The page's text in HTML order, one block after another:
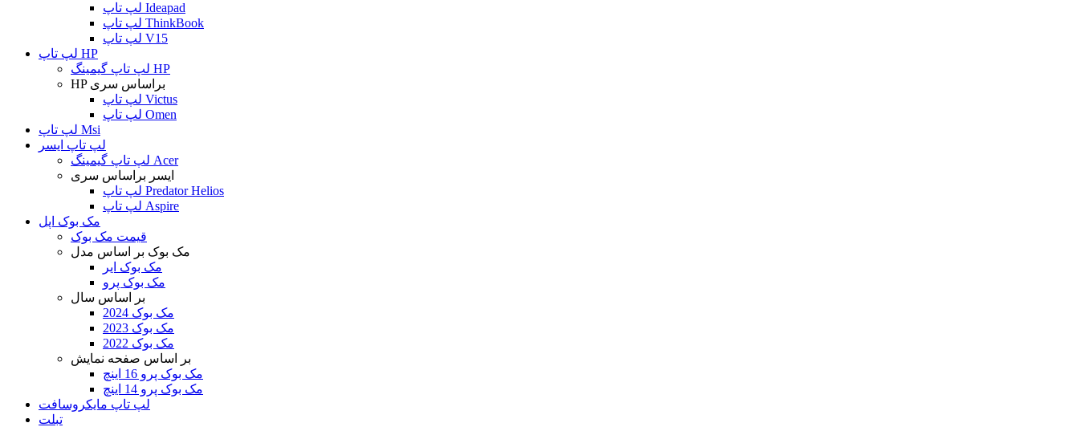
لپ تاپ Ideapad
لپ تاپ ThinkBook
لپ تاپ V15
لپ تاپ HP
لپ تاپ گیمینگ HP
HP براساس سری
لپ تاپ Victus
لپ تاپ Omen
لپ تاپ Msi
لپ تاپ ایسر
لپ تاپ گیمینگ Acer
ایسر براساس سری
لپ تاپ Predator Helios
لپ تاپ Aspire
مک بوک اپل
قیمت مک بوک
مک بوک بر اساس مدل
مک بوک ایر
مک بوک پرو
بر اساس سال
مک بوک 2024
مک بوک 2023
مک بوک 2022
بر اساس صفحه نمایش
مک بوک پرو 16 اینچ
مک بوک پرو 14 اینچ
لپ تاپ مایکروسافت
تبلت